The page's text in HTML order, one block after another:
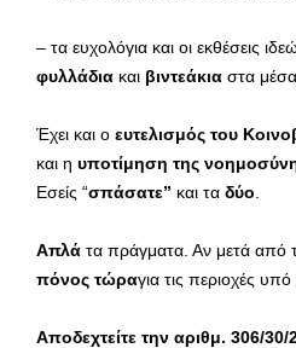
– τα ευχολόγια και οι εκθέσεις
φυλλάδια και βιντεάκια στα
Έχει και ο ευτελισμός του
και η υποτίμηση της
Εσείς “σπάσατε” και τα δύο
Απλά τα πράγματα. Αν μετά από
πόνος τώραγια τις περιοχές
Αποδεχτείτε την αριθμ. 306/